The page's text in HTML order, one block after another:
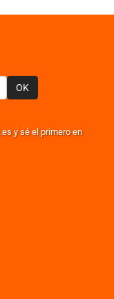
OK
y sé el primero en